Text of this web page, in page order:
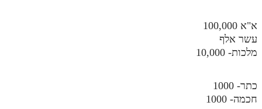
א"א 100,000
עשר אלף
מלכות- 10,000
כתר- 1000
חכמה- 1000